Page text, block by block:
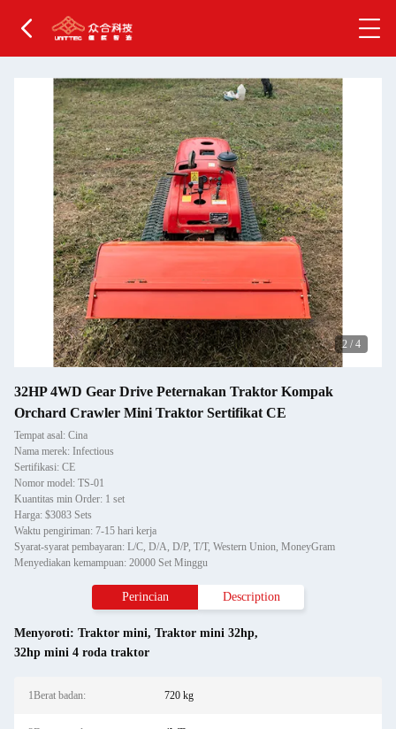
2 / 4
32HP 4WD Gear Drive Peternakan Traktor Kompak
Orchard Crawler Mini Traktor Sertifikat CE
Tempat asal: Cina
Nama merek: Infectious
Sertifikasi: CE
Nomor model: TS-01
Kuantitas min Order: 1 set
Harga: $3083 Sets
Waktu pengiriman: 7-15 hari kerja
Syarat-syarat pembayaran: L/C, D/A, D/P, T/T, Western Union, MoneyGram
Menyediakan kemampuan: 20000 Set Minggu
Perincian Description
Menyoroti: Traktor mini, Traktor mini 32hp,
32hp mini 4 roda traktor
1Berat badan: 720 kg